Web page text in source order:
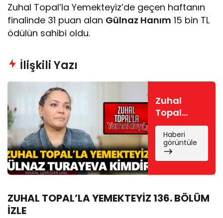
Zuhal Topal’la Yemekteyiz’de geçen haftanın
finalinde 31 puan alan Gülnaz Hanım 15 bin TL
ödülün sahibi oldu.
İlişkili Yazı
Zuhal
Topal
Yemekteyiz
Gülnaz
kimdir?
Gülnaz
Turayeva
yaşında,
Haberi
görüntüle
ZUHAL TOPAL’LA YEMEKTEYİZ 136. BÖLÜM
İZLE